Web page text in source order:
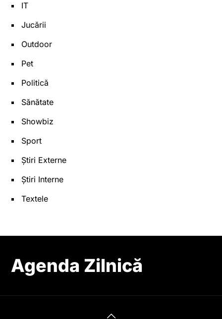
IT
Jucării
Outdoor
Pet
Politică
Sănătate
Showbiz
Sport
Știri Externe
Știri Interne
Textele
Agenda Zilnică